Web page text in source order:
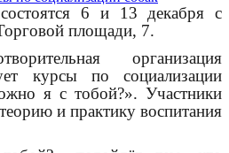
6 и 13 декабря с
площади, 7.
организация
курсы по социализации
я с тобой?». Участники
и практику воспитания